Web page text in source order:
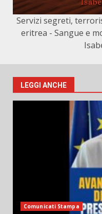
Servizi segreti,
eritrea - Sangue e
LEGGI ANCHE
Comunicati Stampa